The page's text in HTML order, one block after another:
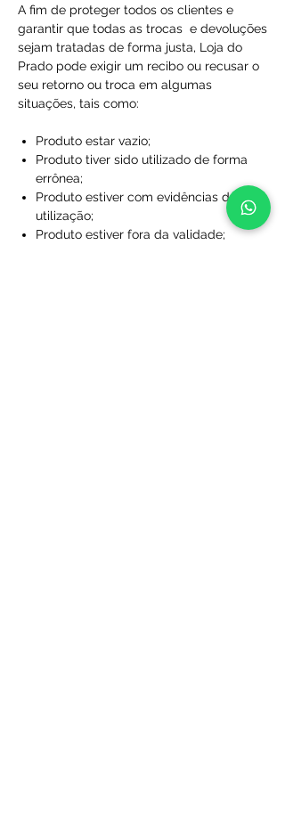
A fim de proteger todos os clientes e
garantir que todas as trocas e devoluções
sejam tratadas de forma justa, Loja do
Prado pode exigir um recibo ou recusar o
seu retorno ou troca em algumas
situações, tais como:
Produto estar vazio;
Produto tiver sido utilizado de forma
errônea;
Produto estiver com evidências de
utilização;
Produto estiver fora da validade;